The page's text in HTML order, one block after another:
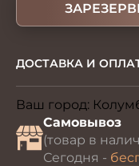
ДОСТАВКА И
Ваш город:
Самовывоз
(товар в
Сегодня -